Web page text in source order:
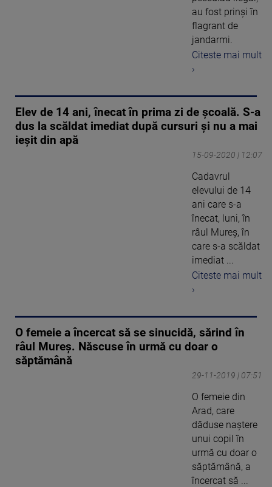
au fost prinși în
flagrant de
jandarmi.
Citeste mai mult
›
Elev de 14 ani, înecat în prima zi de școală. S-a
dus la scăldat imediat după cursuri și nu a mai
ieșit din apă
15-09-2020 | 12:07
Cadavrul
elevului de 14
ani care s-a
înecat, luni, în
râul Mureş, în
care s-a scăldat
imediat ...
Citeste mai mult
›
O femeie a încercat să se sinucidă, sărind în
râul Mureș. Născuse în urmă cu doar o
săptămână
29-11-2019 | 07:51
O femeie din
Arad, care
dăduse naştere
unui copil în
urmă cu doar o
săptămână, a
încercat să ...